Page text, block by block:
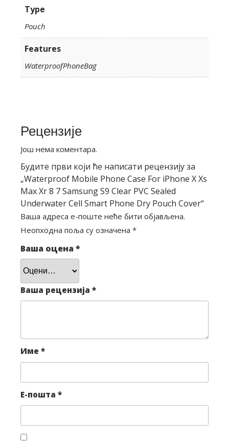
Type
Pouch
Features
WaterproofPhoneBag
Рецензије
Још нема коментара.
Будите први који ће написати рецензију за
„Waterproof Mobile Phone Case For iPhone X Xs
Max Xr 8 7 Samsung S9 Clear PVC Sealed
Underwater Cell Smart Phone Dry Pouch Cover“
Ваша адреса е-поште неће бити објављена.
Неопходна поља су означена *
Ваша оцена *
Ваша рецензија *
Име *
Е-пошта *